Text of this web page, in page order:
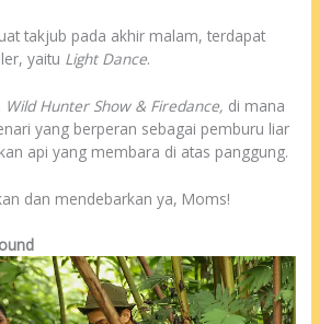
takjub pada akhir malam, terdapat
yaitu Light Dance.
Wild Hunter Show & Firedance, di mana
yang berperan sebagai pemburu liar
api yang membara di atas panggung.
dan mendebarkan ya, Moms!